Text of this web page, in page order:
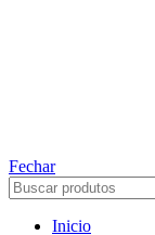
Fechar
Inicio